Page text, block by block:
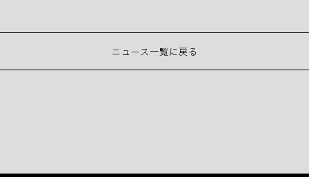
ニュース一覧に戻る